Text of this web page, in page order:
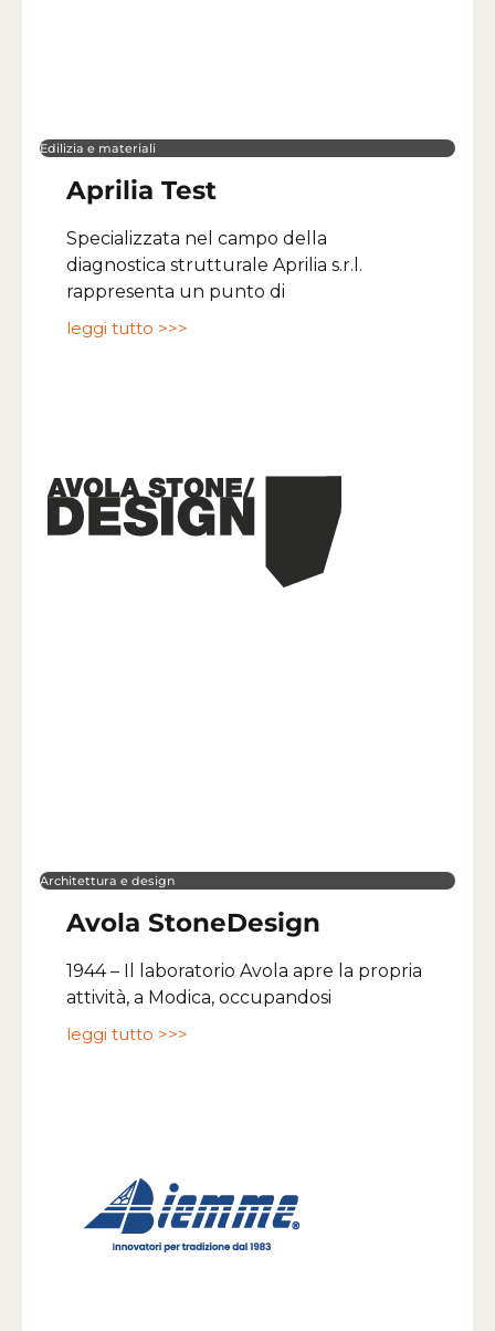
Edilizia e materiali
Aprilia Test
Specializzata nel campo della
diagnostica strutturale Aprilia s.r.l.
rappresenta un punto di
leggi tutto >>>
Architettura e design
Avola StoneDesign
1944 – Il laboratorio Avola apre la propria
attività, a Modica, occupandosi
leggi tutto >>>